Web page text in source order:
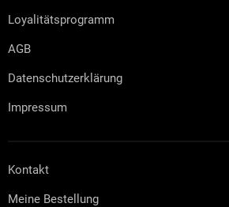
Loyalitätsprogramm
AGB
Datenschutzerklärung
Impressum
Kontakt
Meine Bestellung